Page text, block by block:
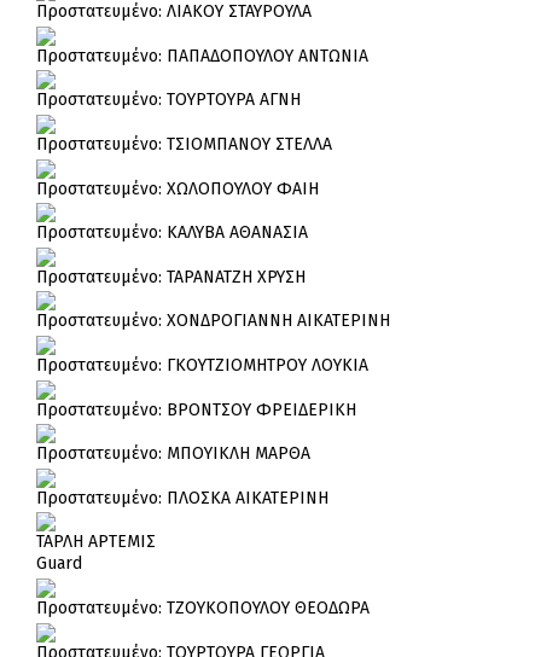
Πρoστατευμένο: ΛΙΑΚΟΥ ΣΤΑΥΡΟΥΛΑ
Πρoστατευμένο: ΠΑΠΑΔΟΠΟΥΛΟΥ ΑΝΤΩΝΙΑ
Πρoστατευμένο: ΤΟΥΡΤΟΥΡΑ ΑΓΝΗ
Πρoστατευμένο: ΤΣΙΟΜΠΑΝΟΥ ΣΤΕΛΛΑ
Πρoστατευμένο: ΧΩΛΟΠΟΥΛΟΥ ΦΑΙΗ
Πρoστατευμένο: ΚΑΛΥΒΑ ΑΘΑΝΑΣΙΑ
Πρoστατευμένο: ΤΑΡΑΝΑΤΖΗ ΧΡΥΣΗ
Πρoστατευμένο: ΧΟΝΔΡΟΓΙΑΝΝΗ ΑΙΚΑΤΕΡΙΝΗ
Πρoστατευμένο: ΓΚΟΥΤΖΙΟΜΗΤΡΟΥ ΛΟΥΚΙΑ
Πρoστατευμένο: ΒΡΟΝΤΣΟΥ ΦΡΕΙΔΕΡΙΚΗ
Πρoστατευμένο: ΜΠΟΥΙΚΛΗ ΜΑΡΘΑ
Πρoστατευμένο: ΠΛΟΣΚΑ ΑΙΚΑΤΕΡΙΝΗ
ΤΑΡΛΗ ΑΡΤΕΜΙΣ
Guard
Πρoστατευμένο: ΤΖΟΥΚΟΠΟΥΛΟΥ ΘΕΟΔΩΡΑ
Πρoστατευμένο: ΤΟΥΡΤΟΥΡΑ ΓΕΩΡΓΙΑ